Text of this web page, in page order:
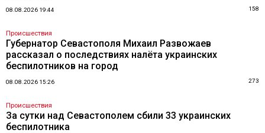
08.08.2026 19:44 158
Происшествия
Губернатор Севастополя Михаил Развожаев
рассказал о последствиях налёта украинских
беспилотников на город
08.08.2026 15:26 273
Происшествия
За сутки над Севастополем сбили 33 украинских
беспилотника